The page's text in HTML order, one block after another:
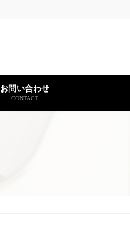
お問い合わせ
CONTACT